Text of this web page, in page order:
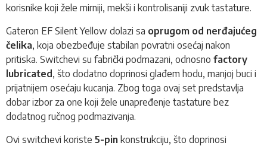
korisnike koji žele mirniji, mekši i kontrolisaniji zvuk tastature.
Gateron EF Silent Yellow dolazi sa oprugom od nerđajućeg
čelika, koja obezbeđuje stabilan povratni osećaj nakon
pritiska. Switchevi su fabrički podmazani, odnosno factory
lubricated, što dodatno doprinosi glađem hodu, manjoj buci i
prijatnijem osećaju kucanja. Zbog toga ovaj set predstavlja
dobar izbor za one koji žele unapređenje tastature bez
dodatnog ručnog podmazivanja.
Ovi switchevi koriste 5-pin konstrukciju, što doprinosi